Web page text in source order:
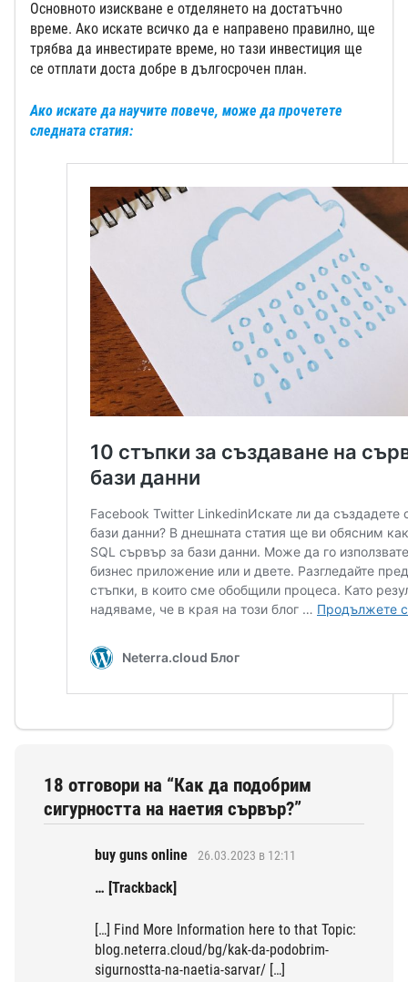
Основното изискване е отделянето на достатъчно
време. Ако искате всичко да е направено правилно, ще
трябва да инвестирате време, но тази инвестиция ще
се отплати доста добре в дългосрочен план.
Ако искате да научите повече, може да прочетете
следната статия:
18 отговори на “Как да подобрим
сигурността на наетия сървър?”
buy guns online 26.03.2023 в 12:11
… [Trackback]
[…] Find More Information here to that Topic:
blog.neterra.cloud/bg/kak-da-podobrim-
sigurnostta-na-naetia-sarvar/ […]